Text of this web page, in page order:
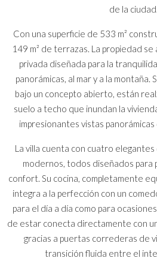
de la ciudad.
Con una superficie de 533 m²
149 m² de terrazas. La propiedad
privada diseñada para la
panorámicas, al mar y a la
bajo un concepto abierto, están
suelo a techo que inundan la
impresionantes vistas
La villa cuenta con cuatro
modernos, todos diseñados para
confort. Su cocina, completamente
integra a la perfección con un
para el día a día como para
de estar conecta directamente con
gracias a puertas correderas de
transición fluida entre el